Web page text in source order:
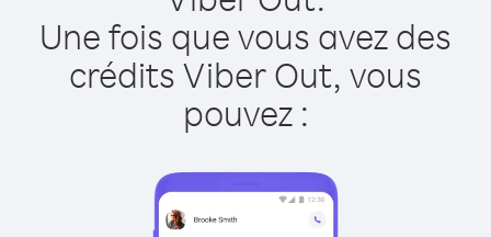
Une fois que vous avez des
crédits Viber Out, vous
pouvez :